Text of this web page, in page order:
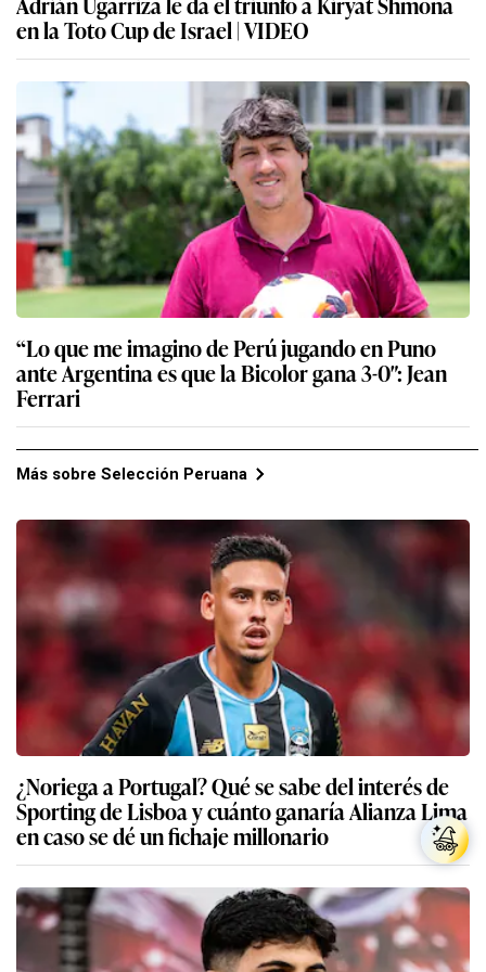
en la Toto Cup de Israel | VIDEO
“Lo que me imagino de Perú jugando en Puno
ante Argentina es que la Bicolor gana 3-0″: Jean
Ferrari
Más sobre Selección Peruana
¿Noriega a Portugal? Qué se sabe del interés de
Sporting de Lisboa y cuánto ganaría Alianza Lima
en caso se dé un fichaje millonario